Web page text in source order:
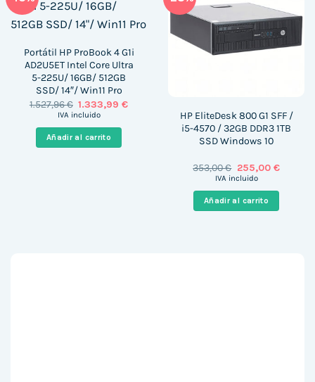
Portátil HP ProBook 4 G1i
AD2U5ET Intel Core Ultra
5-225U/ 16GB/ 512GB
SSD/ 14″/ Win11 Pro
1.527,96€ El
precio
era:
1.527,96 €.
1.333,99€El
IVA incluido
Añadir al carrito
HP EliteDesk 800 G1 SFF /
i5-4570 / 32GB DDR3 1TB
SSD Windows 10
353,00€ El
precio
era:
353,00 €.
255,00 €El
es:
255,00
IVA incluido
Añadir al carrito